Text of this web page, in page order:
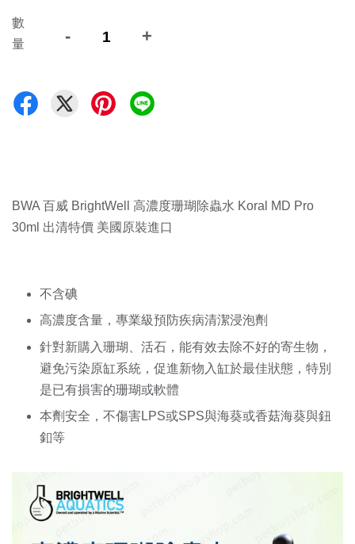
數
量
- +
BWA 百威 BrightWell 高濃度珊瑚除蟲水 Koral MD Pro
30ml 出清特價 美國原裝進口
不含碘
高濃度含量，專業級預防疾病清潔浸泡劑
針對新購入珊瑚、活石，能有效去除不好的寄生物，
避免污染原缸系統，促進新物入缸於最佳狀態，特別
是已有損害的珊瑚或軟體
本劑安全，不傷害LPS或SPS與海葵或香菇海葵與鈕
釦等